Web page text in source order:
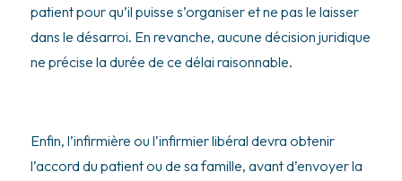
patient pour qu’il puisse s’organiser et ne pas le laisser
dans le désarroi. En revanche, aucune décision juridique
ne précise la durée de ce délai raisonnable.
Enfin, l’infirmière ou l’infirmier libéral devra obtenir
l’accord du patient ou de sa famille, avant d’envoyer la